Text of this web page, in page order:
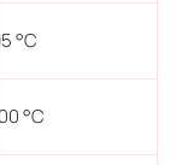
°С
°С